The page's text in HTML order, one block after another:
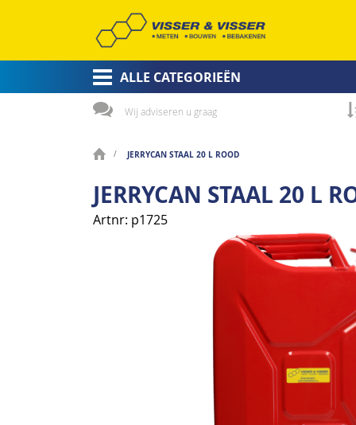
ALLE CATEGORIEËN
Wij adviseren u graag
JERRYCAN STAAL 20 L ROOD
JERRYCAN STAAL 20 L
Artnr p1725